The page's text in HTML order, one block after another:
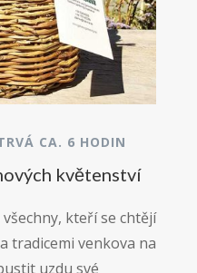
CA. 6 HODIN
květenství
kteří se chtějí
tradicemi venkova na
uzdu své